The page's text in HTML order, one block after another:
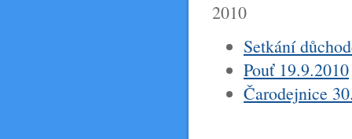
2010
Setkání
Pouť 19.9.2010
Čarodejnice